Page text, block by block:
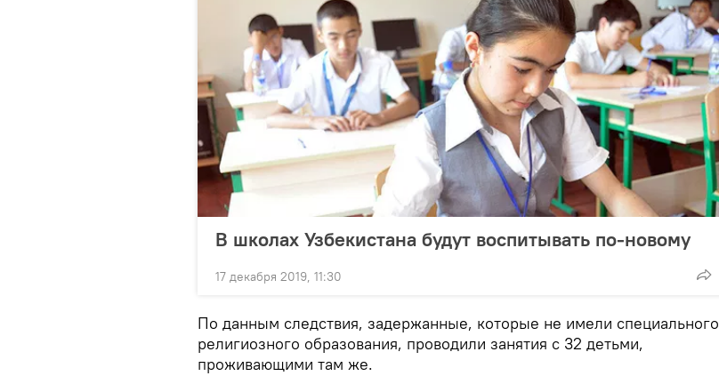
В школах Узбекистана будут воспитывать по-новому
17 декабря 2019, 11:30
По данным следствия, задержанные, которые не имели специального
религиозного образования, проводили занятия с 32 детьми,
проживающими там же.